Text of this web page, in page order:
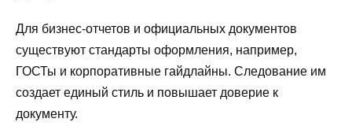
Для бизнес-отчетов и официальных документов
существуют стандарты оформления, например,
ГОСТы и корпоративные гайдлайны. Следование им
создает единый стиль и повышает доверие к
документу.